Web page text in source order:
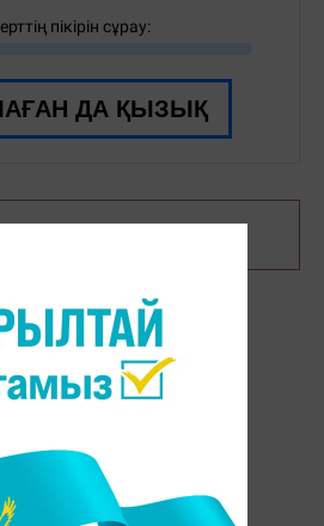
пікірін сұрау:
ДА ҚЫЗЫҚ
сайтқа
СҰРАҚТАР: